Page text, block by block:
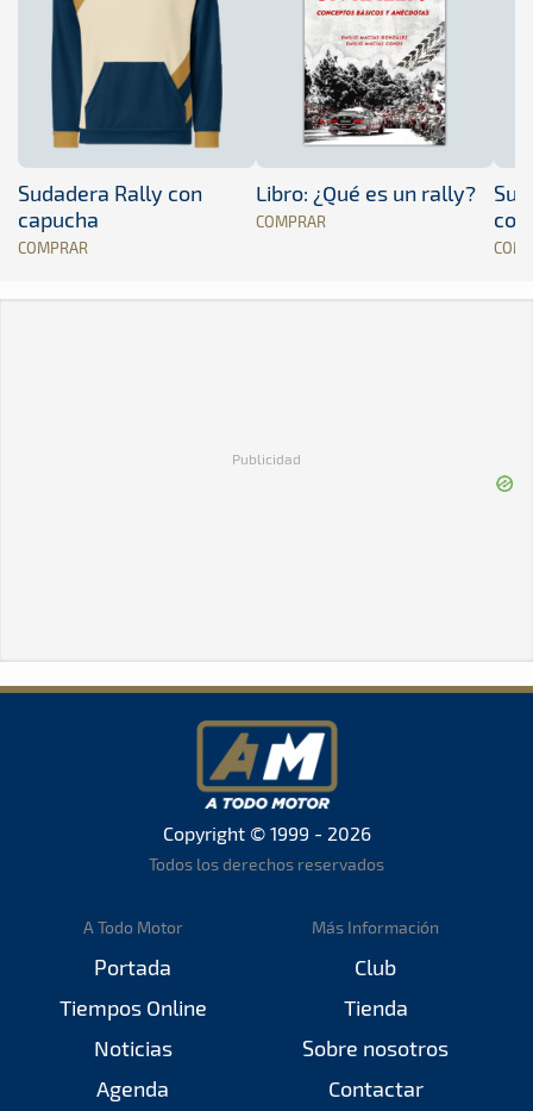
Sudadera Rally con
capucha
COMPRAR
Libro: ¿Qué es un rally?
COMPRAR
Publicidad
Copyright © 1999 - 2026
Todos los derechos reservados
A Todo Motor
Portada
Tiempos Online
Noticias
Agenda
Más Información
Club
Tienda
Sobre nosotros
Contactar